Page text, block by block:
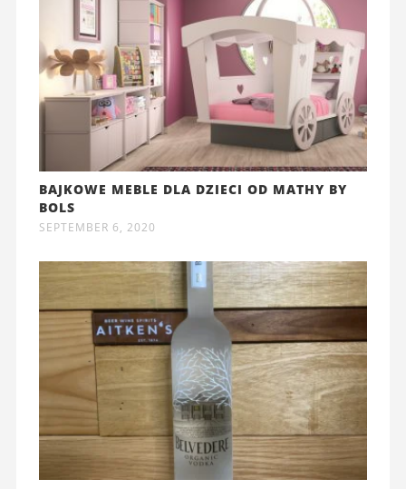
BAJKOWE MEBLE DLA DZIECI OD MATHY BY
BOLS
SEPTEMBER 6, 2020